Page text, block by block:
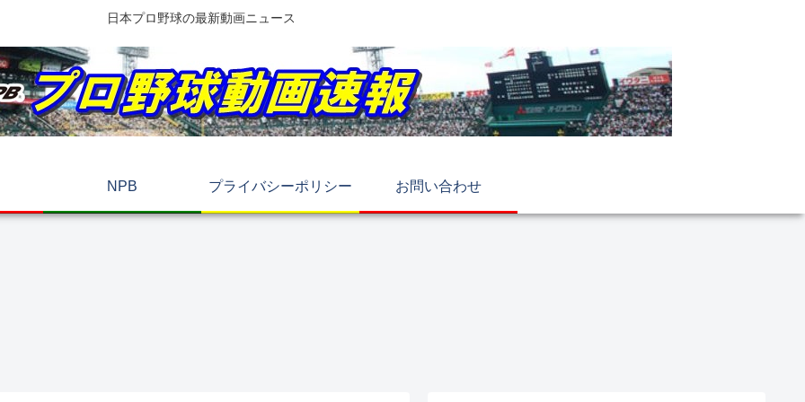
日本プロ野球の最新動画ニュース
NPB プライバシーポリシー お問い合わせ